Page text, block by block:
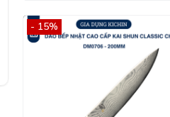
- 15%